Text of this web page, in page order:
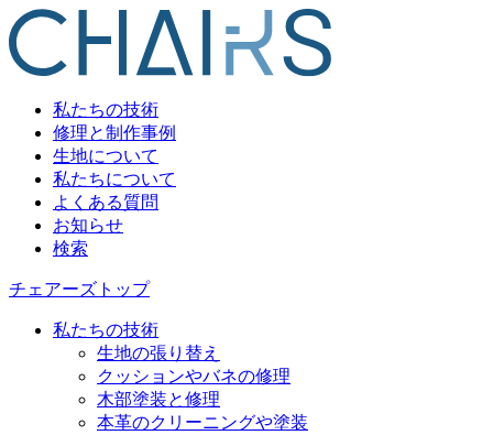
私たちの技術
修理と制作事例
生地について
私たちについて
よくある質問
お知らせ
検索
チェアーズトップ
私たちの技術
生地の張り替え
クッションやバネの修理
木部塗装と修理
本革のクリーニングや塗装